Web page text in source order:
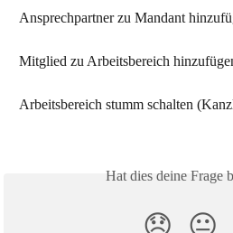
Ansprechpartner zu Mandant
Mitglied zu Arbeitsbereich
Arbeitsbereich stumm schalten
Hat dies deine Frage
😞 😐